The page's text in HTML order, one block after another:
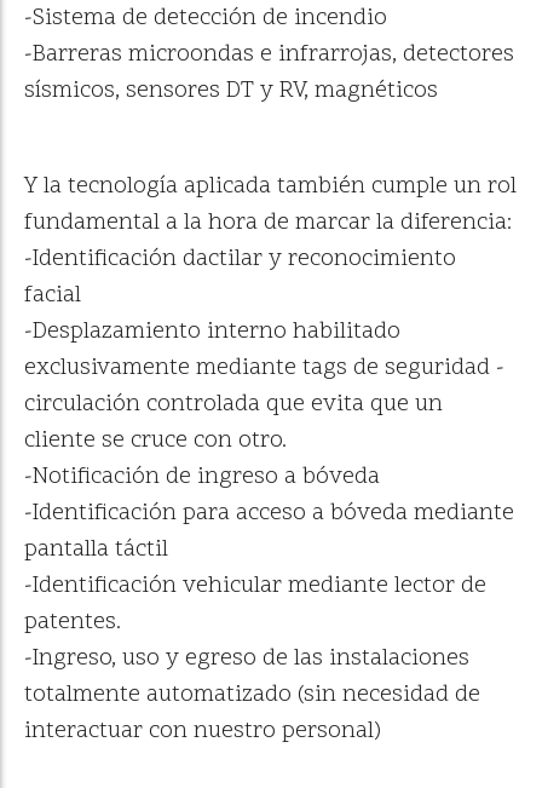
-Sistema de detección de incendio
-Barreras microondas e infrarrojas, detectores
sísmicos, sensores DT y RV, magnéticos
Y la tecnología aplicada también cumple un rol
fundamental a la hora de marcar la diferencia:
-Identificación dactilar y reconocimiento
facial
-Desplazamiento interno habilitado
exclusivamente mediante tags de seguridad -
circulación controlada que evita que un
cliente se cruce con otro.
-Notificación de ingreso a bóveda
-Identificación para acceso a bóveda mediante
pantalla táctil
-Identificación vehicular mediante lector de
patentes.
-Ingreso, uso y egreso de las instalaciones
totalmente automatizado (sin necesidad de
interactuar con nuestro personal)